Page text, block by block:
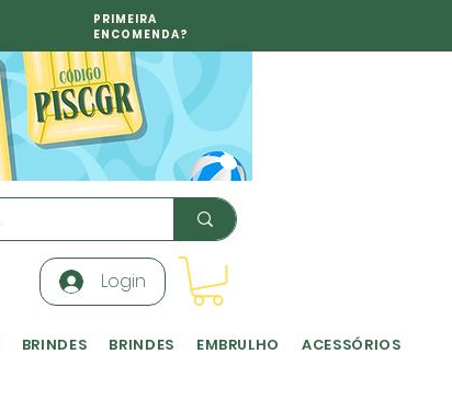
PRIMEIRA
ENCOMENDA?
Login
BRINDES BRINDES EMBRULHO ACESSÓRIOS